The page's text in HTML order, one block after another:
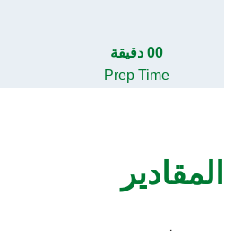
00 دقيقة
Prep Time
المقادير